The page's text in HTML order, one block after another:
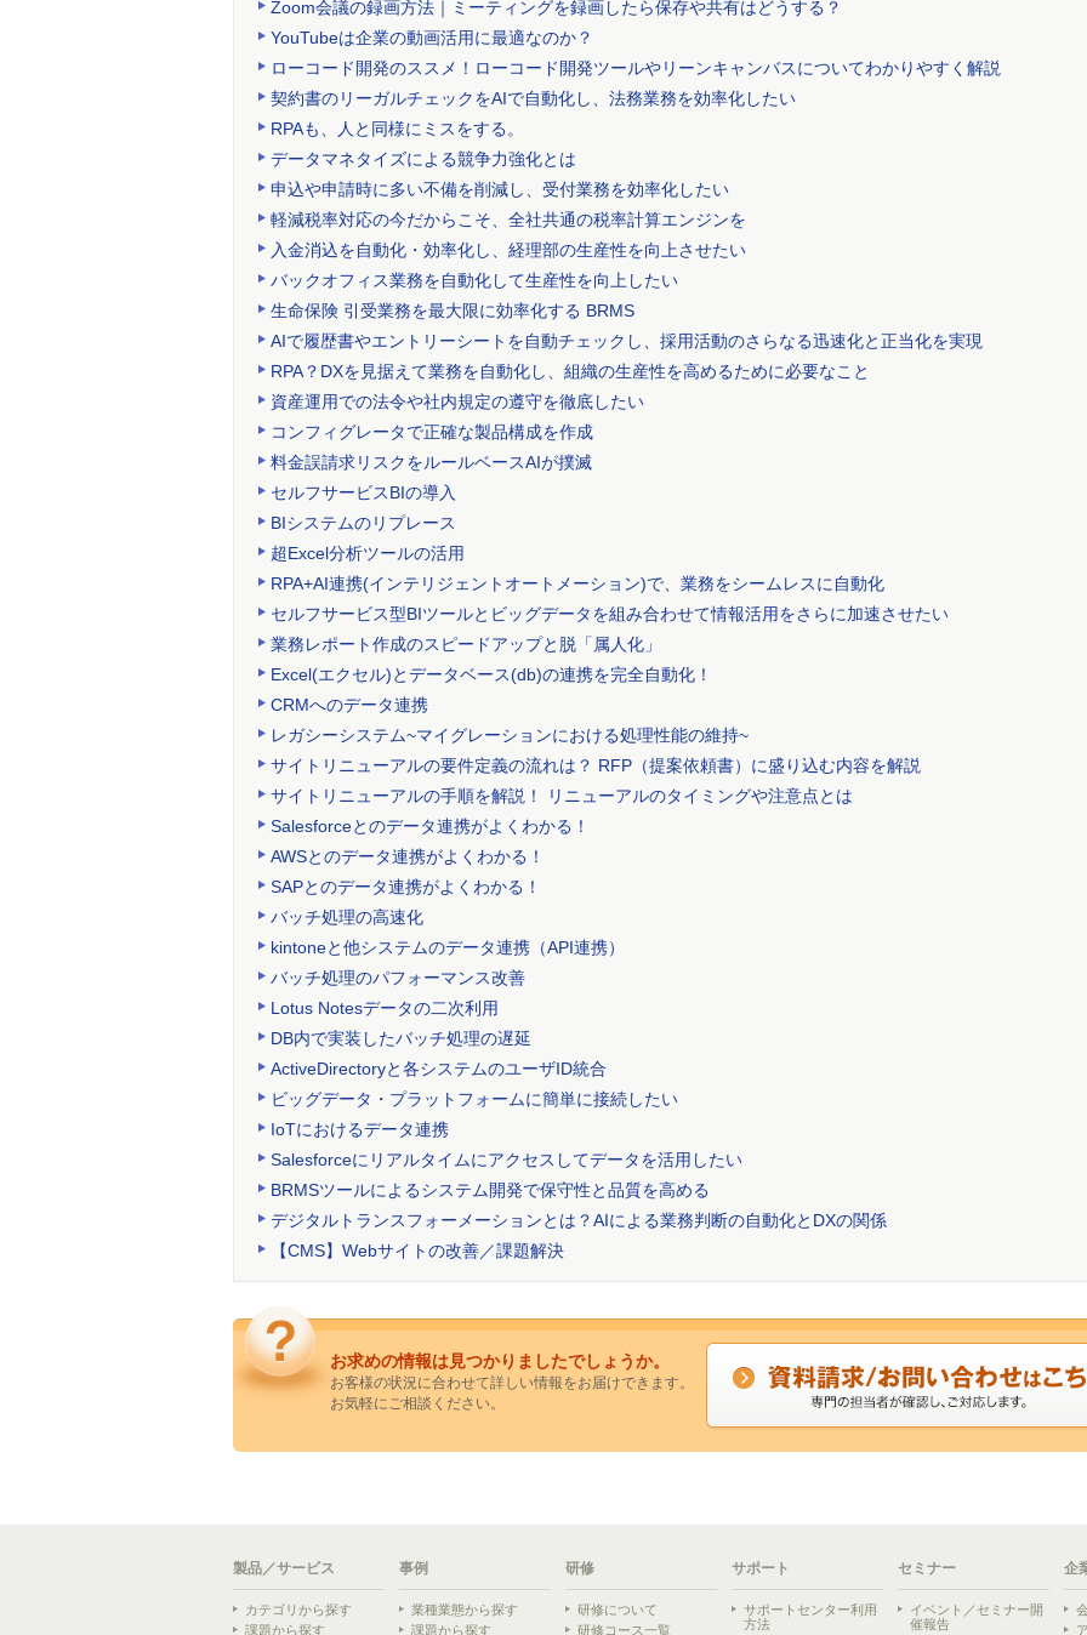
Zoom会議の録画方法｜ミーティングを録画したら保存や共有はどうする？
YouTubeは企業の動画活用に最適なのか？
ローコード開発のススメ！ローコード開発ツールやリーンキャンバスについてわかりやすく解説
契約書のリーガルチェックをAIで自動化し、法務業務を効率化したい
RPAも、人と同様にミスをする。
データマネタイズによる競争力強化とは
申込や申請時に多い不備を削減し、受付業務を効率化したい
軽減税率対応の今だからこそ、全社共通の税率計算エンジンを
入金消込を自動化・効率化し、経理部の生産性を向上させたい
バックオフィス業務を自動化して生産性を向上したい
生命保険 引受業務を最大限に効率化する BRMS
AIで履歴書やエントリーシートを自動チェックし、採用活動のさらなる迅速化と正当化を実現
RPA？DXを見据えて業務を自動化し、組織の生産性を高めるために必要なこと
資産運用での法令や社内規定の遵守を徹底したい
コンフィグレータで正確な製品構成を作成
料金誤請求リスクをルールベースAIが撲滅
セルフサービスBIの導入
BIシステムのリプレース
超Excel分析ツールの活用
RPA+AI連携(インテリジェントオートメーション)で、業務をシームレスに自動化
セルフサービス型BIツールとビッグデータを組み合わせて情報活用をさらに加速させたい
業務レポート作成のスピードアップと脱「属人化」
Excel(エクセル)とデータベース(db)の連携を完全自動化！
CRMへのデータ連携
レガシーシステム~マイグレーションにおける処理性能の維持~
サイトリニューアルの要件定義の流れは？ RFP（提案依頼書）に盛り込む内容を解説
サイトリニューアルの手順を解説！ リニューアルのタイミングや注意点とは
Salesforceとのデータ連携がよくわかる！
AWSとのデータ連携がよくわかる！
SAPとのデータ連携がよくわかる！
バッチ処理の高速化
kintoneと他システムのデータ連携（API連携）
バッチ処理のパフォーマンス改善
Lotus Notesデータの二次利用
DB内で実装したバッチ処理の遅延
ActiveDirectoryと各システムのユーザID統合
ビッグデータ・プラットフォームに簡単に接続したい
IoTにおけるデータ連携
Salesforceにリアルタイムにアクセスしてデータを活用したい
BRMSツールによるシステム開発で保守性と品質を高める
デジタルトランスフォーメーションとは？AIによる業務判断の自動化とDXの関係
【CMS】Webサイトの改善／課題解決
お求めの情報は見つかりましたでしょうか。
お客様の状況に合わせて詳しい情報をお届けできます。
お気軽にご相談ください。
製品／サービス
カテゴリから探す
課題から探す
事例
業種業態から探す
課題から探す
研修
研修について
研修コース一覧
サポート
サポートセンター利用
方法
セミナー
イベント／セミナー開
催報告
企